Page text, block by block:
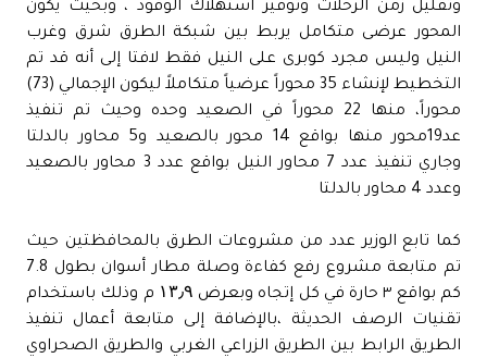
وتقليل زمن الرحلات وتوفير استهلاك الوقود ، وبحيث يكون
المحور عرضى متكامل يربط بين شبكة الطرق شرق وغرب
النيل وليس مجرد كوبرى على النيل فقط لافتا إلى أنه قد تم
التخطيط لإنشاء 35 محوراً عرضياً متكاملاً ليكون الإجمالي (73)
محوراً، منها 22 محوراً في الصعيد وحده وحيث تم تنفيذ
عد19محور منها بواقع 14 محور بالصعيد و5 محاور بالدلتا
وجاري تنفيذ عدد 7 محاور النيل بواقع عدد 3 محاور بالصعيد
وعدد 4 محاور بالدلتا
كما تابع الوزير عدد من مشروعات الطرق بالمحافظتين حيث
تم متابعة مشروع رفع كفاءة وصلة مطار أسوان بطول 7.8
كم بواقع ٣ حارة في كل إتجاه وبعرض ۱۳٫۹ م وذلك باستخدام
تقنيات الرصف الحديثة ،بالإضافة إلى متابعة أعمال تنفيذ
الطريق الرابط بين الطريق الزراعي الغربي والطريق الصحراوي